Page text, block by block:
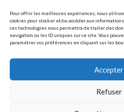
Pour offrir les meilleures expériences, nous
cookies pour stocker et/ou accéder aux
ces technologies nous permettra de traiter des
navigation ou les ID uniques sur ce site. Vous
paramétrer vos préférences en cliquant sur les
Accepter
Refuser
Que s’obscurcissent le soleil
Le silence